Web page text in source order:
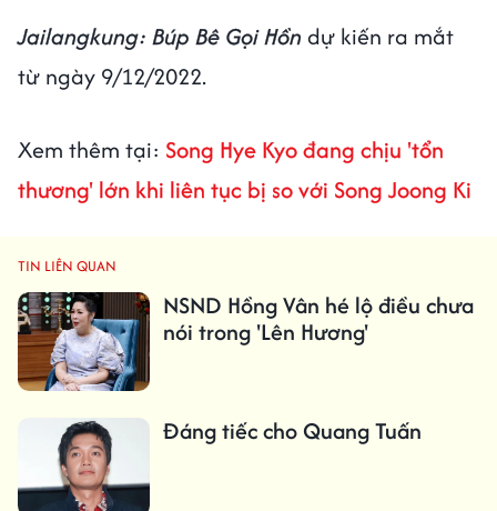
Jailangkung: Búp Bê Gọi Hồn dự kiến ra mắt
từ ngày 9/12/2022.
Xem thêm tại: Song Hye Kyo đang chịu 'tổn
thương' lớn khi liên tục bị so với Song Joong Ki
TIN LIÊN QUAN
NSND Hồng Vân hé lộ điều chưa
nói trong 'Lên Hương'
Đáng tiếc cho Quang Tuấn